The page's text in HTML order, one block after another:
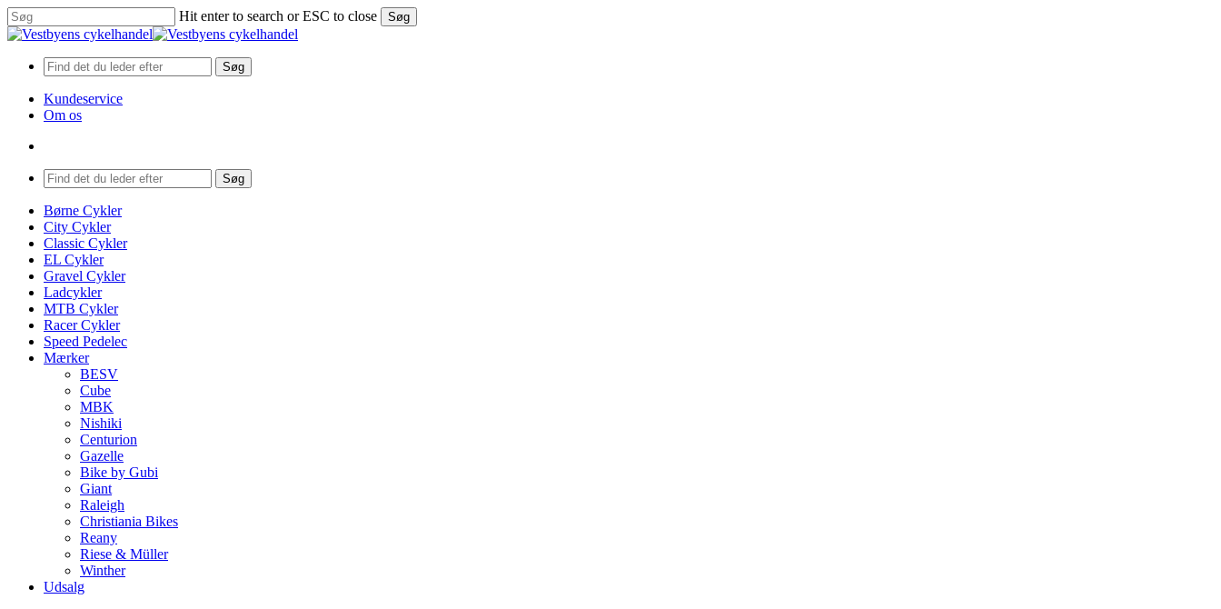
Skip
to
content
Hit enter to search or ESC to close Søg
Close
Søg
Kundeservice
Om os
Menu
Søg
search
Menu
Børne Cykler
City Cykler
Classic Cykler
EL Cykler
Gravel Cykler
Ladcykler
MTB Cykler
Racer Cykler
Speed Pedelec
Mærker
BESV
Cube
MBK
Nishiki
Centurion
Gazelle
Bike by Gubi
Giant
Raleigh
Christiania Bikes
Reany
Riese & Müller
Winther
Udsalg